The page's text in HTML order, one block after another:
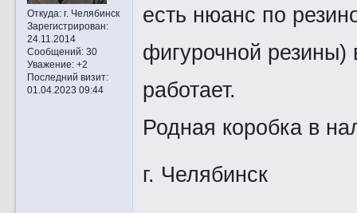
Откуда:г. Челябинск
Зарегистрирован:
24.11.2014
Сообщений:30
Уважение: +2
Последний визит:
01.04.2023 09:44
есть нюанс по
фигурочной резины)
работает.
Родная коробка в
г. Челябинск